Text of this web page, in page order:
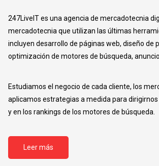
247LiveIT es una agencia de mercadotecnia
mercadotecnia que utilizan las últimas
incluyen desarrollo de páginas web, diseño de
optimización de motores de búsqueda,
Estudiamos el negocio de cada cliente, los
aplicamos estrategias a medida para
y en los rankings de los motores de búsqueda.
Leer más